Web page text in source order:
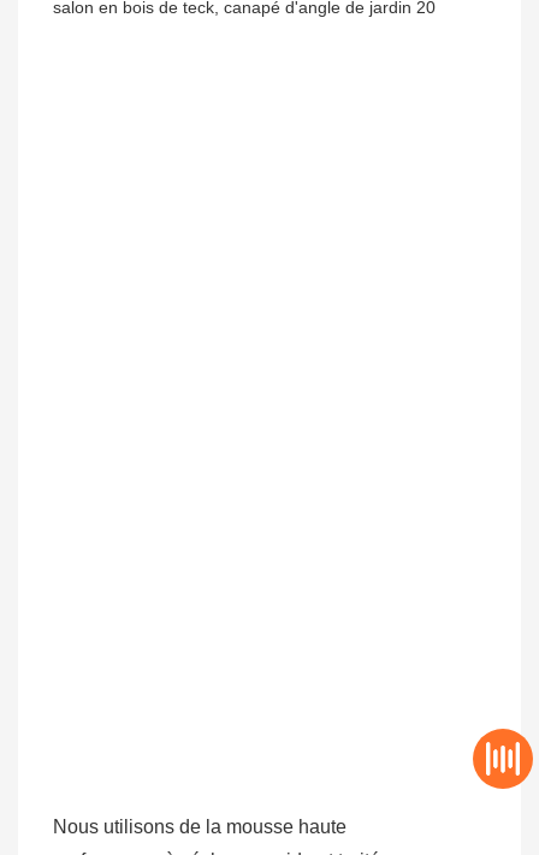
Nous utilisons de la mousse haute